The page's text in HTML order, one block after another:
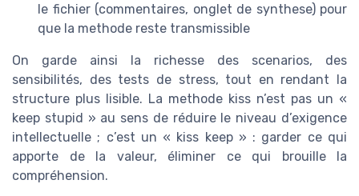
le fichier (commentaires, onglet de synthese) pour
que la methode reste transmissible
On garde ainsi la richesse des scenarios, des
sensibilités, des tests de stress, tout en rendant la
structure plus lisible. La methode kiss n’est pas un «
keep stupid » au sens de réduire le niveau d’exigence
intellectuelle ; c’est un « kiss keep » : garder ce qui
apporte de la valeur, éliminer ce qui brouille la
compréhension.